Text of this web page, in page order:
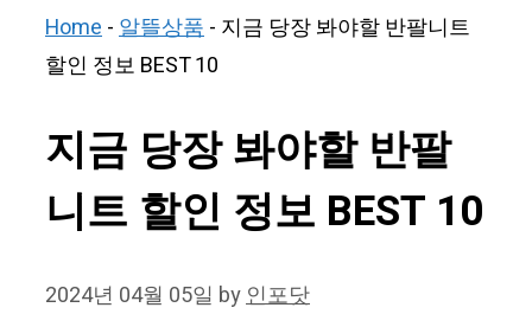
Home-알뜰상품- 지금 당장 봐야할 반팔니트
할인 정보 BEST 10
지금 당장 봐야할 반팔
니트 할인 정보 BEST 10
2024년 04월 05일 by인포닷